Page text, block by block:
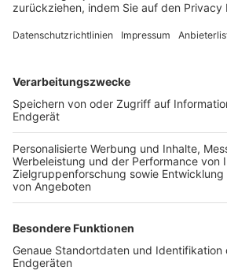
FOLGE DEM BFV
TOP-VEREINE
TOP-PARTNER